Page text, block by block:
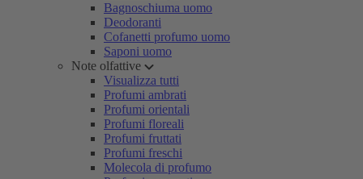
Bagnoschiuma uomo
Deodoranti
Cofanetti profumo uomo
Saponi uomo
Note olfattive
Visualizza tutti
Profumi ambrati
Profumi orientali
Profumi floreali
Profumi fruttati
Profumi freschi
Molecola di profumo